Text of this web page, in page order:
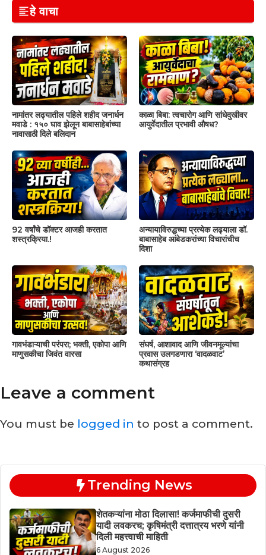
हे वाचा
नामांतर लढ्यातील पहिले शहीद जनार्धन
मवाडे : १५० घाव झेलून बाबासाहेबांच्या
नावासाठी दिले बलिदान
काळा बिबा: त्वचारोग आणि सांधेदुखीवर
आयुर्वेदातील प्रभावी औषध?
92 वर्षांचे डॉक्टर आजही करतात
शस्त्रक्रिया.!
अन्यायाविरुद्धच्या प्रत्येक लढ्याला डॉ.
बाबासाहेब आंबेडकरांच्या विचारांचीच
दिशा
गावभंडाऱ्याची परंपरा; भक्ती, एकोपा आणि
माणुसकीचा जिवंत वारसा
संघर्ष, आशावाद आणि जीवनमूल्यांचा
प्रवास उलगडणारा ‘वादळवाट’
कथासंग्रह
Leave a comment
You must be logged in to post a comment.
Trending News
शेतकऱ्यांना मोठा दिलासा! कर्जमाफीची दुसरी
यादी लवकरच; कृषिमंत्री दत्तात्रय भरणे यांनी
दिली महत्त्वाची माहिती
6 August 2026